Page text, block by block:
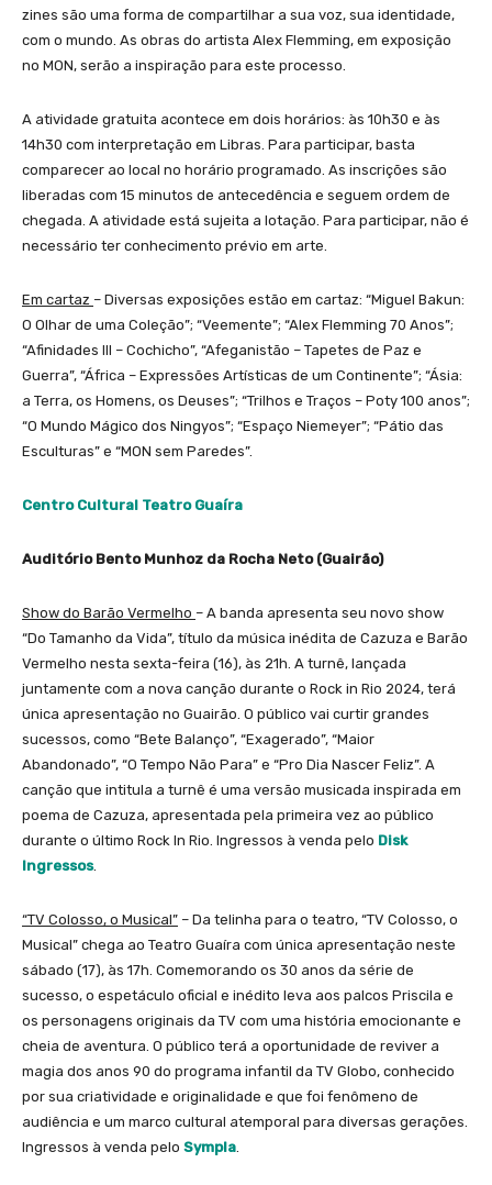
zines são uma forma de compartilhar a sua voz, sua identidade,
com o mundo. As obras do artista Alex Flemming, em exposição
no MON, serão a inspiração para este processo.
A atividade gratuita acontece em dois horários: às 10h30 e às
14h30 com interpretação em Libras. Para participar, basta
comparecer ao local no horário programado. As inscrições são
liberadas com 15 minutos de antecedência e seguem ordem de
chegada. A atividade está sujeita a lotação. Para participar, não é
necessário ter conhecimento prévio em arte.
Em cartaz – Diversas exposições estão em cartaz: “Miguel Bakun:
O Olhar de uma Coleção”; “Veemente”; “Alex Flemming 70 Anos”;
“Afinidades III – Cochicho”, “Afeganistão – Tapetes de Paz e
Guerra”, “África – Expressões Artísticas de um Continente”; “Ásia:
a Terra, os Homens, os Deuses”; “Trilhos e Traços – Poty 100 anos”;
“O Mundo Mágico dos Ningyos”; “Espaço Niemeyer”; “Pátio das
Esculturas” e “MON sem Paredes”.
Centro Cultural Teatro Guaíra
Auditório Bento Munhoz da Rocha Neto (Guairão)
Show do Barão Vermelho – A banda apresenta seu novo show
“Do Tamanho da Vida”, título da música inédita de Cazuza e Barão
Vermelho nesta sexta-feira (16), às 21h. A turnê, lançada
juntamente com a nova canção durante o Rock in Rio 2024, terá
única apresentação no Guairão. O público vai curtir grandes
sucessos, como “Bete Balanço”, “Exagerado”, “Maior
Abandonado”, “O Tempo Não Para” e “Pro Dia Nascer Feliz”. A
canção que intitula a turnê é uma versão musicada inspirada em
poema de Cazuza, apresentada pela primeira vez ao público
durante o último Rock In Rio. Ingressos à venda pelo Disk
Ingressos.
“TV Colosso, o Musical” – Da telinha para o teatro, “TV Colosso, o
Musical” chega ao Teatro Guaíra com única apresentação neste
sábado (17), às 17h. Comemorando os 30 anos da série de
sucesso, o espetáculo oficial e inédito leva aos palcos Priscila e
os personagens originais da TV com uma história emocionante e
cheia de aventura. O público terá a oportunidade de reviver a
magia dos anos 90 do programa infantil da TV Globo, conhecido
por sua criatividade e originalidade e que foi fenômeno de
audiência e um marco cultural atemporal para diversas gerações.
Ingressos à venda pelo Sympla